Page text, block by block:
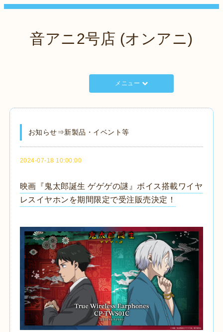
音アニ2号店 (オンアニ)
メニュー
お知らせ⇒新製品・イベント等
2024-07-18 10:00:00
映画『鬼太郎誕生 ゲゲゲの謎』ボイス搭載ワイヤ
レスイヤホンを期間限定で受注販売決定！